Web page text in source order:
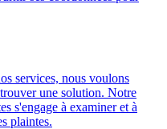
services, nous voulons
une solution. Notre
s'engage à examiner et à
plaintes.